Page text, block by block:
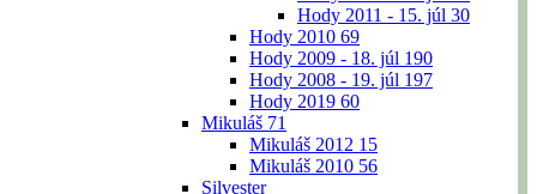
Hody 2011 - 15. júl 30
Hody 2010 69
Hody 2009 - 18. júl 190
Hody 2008 - 19. júl 197
Hody 2019 60
Mikuláš 71
Mikuláš 2012 15
Mikuláš 2010 56
Silvester